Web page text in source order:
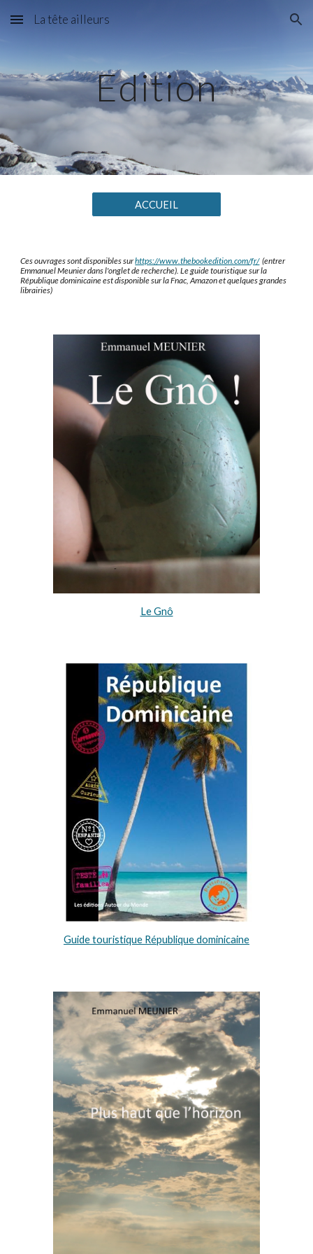
Skip to main content Skip to navigation
La tête ailleurs
Edition
ACCUEIL
Ces ouvrages sont disponibles sur https://www.thebookedition.com/fr/
  (entrer
Emmanuel Meunier dans l'onglet de recherche). Le guide touristique sur la
République dominicaine est disponible sur la Fnac, Amazon et quelques grandes
librairies)
Le Gnô
Guide touristique République dominicaine